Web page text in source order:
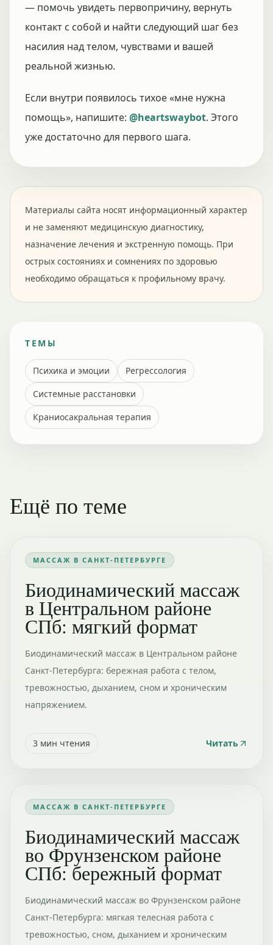
— помочь увидеть первопричину, вернуть
контакт с собой и найти следующий шаг без
насилия над телом, чувствами и вашей
реальной жизнью.
Если внутри появилось тихое «мне нужна
помощь», напишите: @heartswaybot. Этого
уже достаточно для первого шага.
Материалы сайта носят информационный характер
и не заменяют медицинскую диагностику,
назначение лечения и экстренную помощь. При
острых состояниях и сомнениях по здоровью
необходимо обращаться к профильному врачу.
ТЕМЫ
Психика и эмоции
Регрессология
Системные расстановки
Краниосакральная терапия
Ещё по теме
МАССАЖ В САНКТ-ПЕТЕРБУРГЕ
Биодинамический массаж
в Центральном районе
СПб: мягкий формат
Биодинамический массаж в Центральном районе
Санкт-Петербурга: бережная работа с телом,
тревожностью, дыханием, сном и хроническим
напряжением.
3 мин чтения Читать
МАССАЖ В САНКТ-ПЕТЕРБУРГЕ
Биодинамический массаж
во Фрунзенском районе
СПб: бережный формат
Биодинамический массаж во Фрунзенском районе
Санкт-Петербурга: мягкая телесная работа с
тревожностью, сном, дыханием и хроническим